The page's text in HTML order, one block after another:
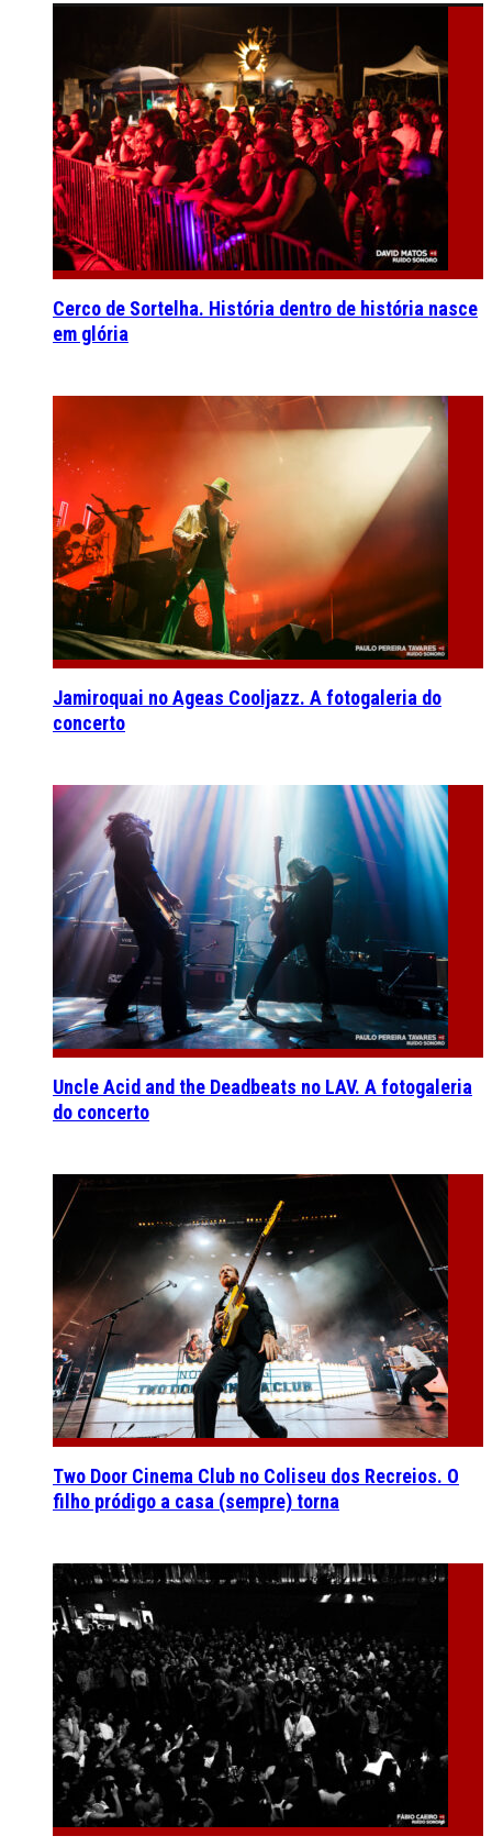
Cerco de Sortelha. História dentro de história nasce
em glória
Jamiroquai no Ageas Cooljazz. A fotogaleria do
concerto
Uncle Acid and the Deadbeats no LAV. A fotogaleria
do concerto
Two Door Cinema Club no Coliseu dos Recreios. O
filho pródigo a casa (sempre) torna